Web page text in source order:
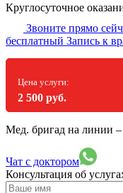
Круглосуточное
Звоните прямо
бесплатный Запись к
Цена услуги:
2 500 руб.
Мед. бригад на линии –
Чат с доктором
Консультация об